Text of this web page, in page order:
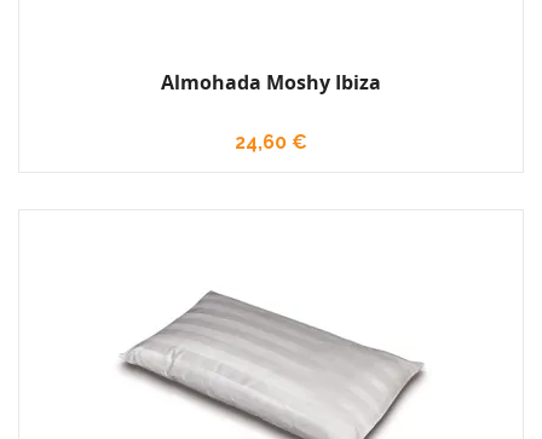
Almohada Moshy Ibiza
24,60 €